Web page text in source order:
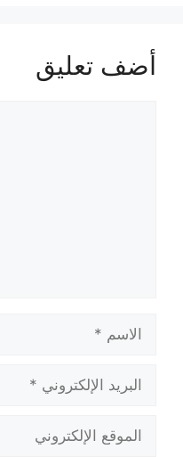
أضف تعليق
الإلكتروني
الإلكتروني